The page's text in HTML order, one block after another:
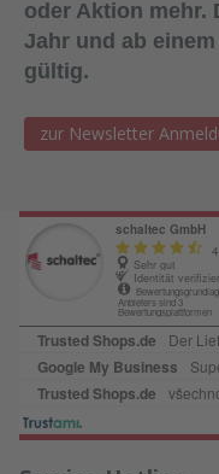
oder Aktion mehr.
Jahr und ab
gültig.
zur Newsletter